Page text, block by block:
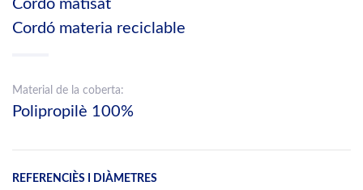
Cordó matisat
Cordó materia reciclable
Material de la coberta:
Polipropilè 100%
REFERENCIÈS I DIÀMETRES